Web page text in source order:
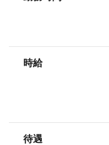
時給
待遇